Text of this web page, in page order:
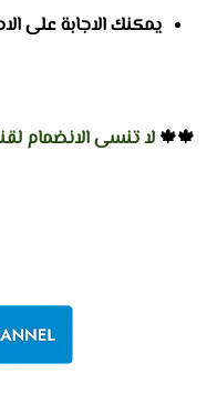
يمكنك الاجابة على
🍁🍁 لا تنسى الانضمام